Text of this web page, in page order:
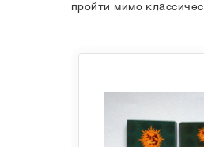
пройти мимо